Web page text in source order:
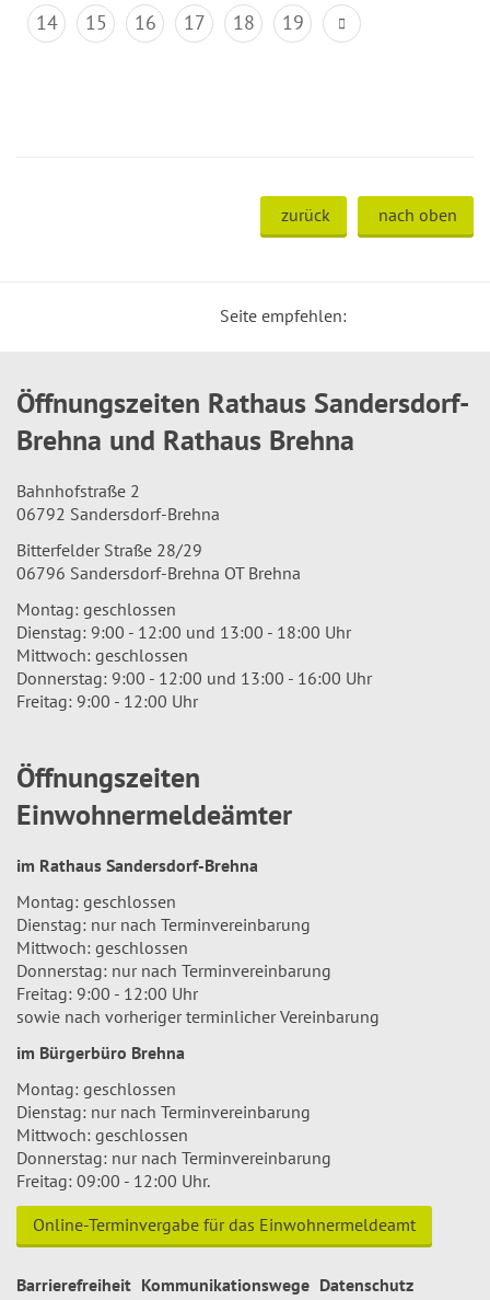
14
15 16 17 18 19
zurück nach oben
Seite empfehlen:
Öffnungszeiten Rathaus Sandersdorf-
Brehna und Rathaus Brehna
Bahnhofstraße 2
06792 Sandersdorf-Brehna
Bitterfelder Straße 28/29
06796 Sandersdorf-Brehna OT Brehna
Montag: geschlossen
Dienstag: 9:00 - 12:00 und 13:00 - 18:00 Uhr
Mittwoch: geschlossen
Donnerstag: 9:00 - 12:00 und 13:00 - 16:00 Uhr
Freitag: 9:00 - 12:00 Uhr
Öffnungszeiten
Einwohnermeldeämter
im Rathaus Sandersdorf-Brehna
Montag: geschlossen
Dienstag: nur nach Terminvereinbarung
Mittwoch: geschlossen
Donnerstag: nur nach Terminvereinbarung
Freitag: 9:00 - 12:00 Uhr
sowie nach vorheriger terminlicher Vereinbarung
im Bürgerbüro Brehna
Montag: geschlossen
Dienstag: nur nach Terminvereinbarung
Mittwoch: geschlossen
Donnerstag: nur nach Terminvereinbarung
Freitag: 09:00 - 12:00 Uhr.
Online-Terminvergabe für das Einwohnermeldeamt
Barrierefreiheit Kommunikationswege Datenschutz